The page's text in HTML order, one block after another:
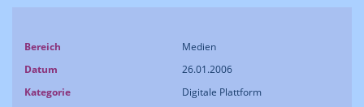
Bereich
Medien
Datum
26.01.2006
Kategorie
Digitale Plattform